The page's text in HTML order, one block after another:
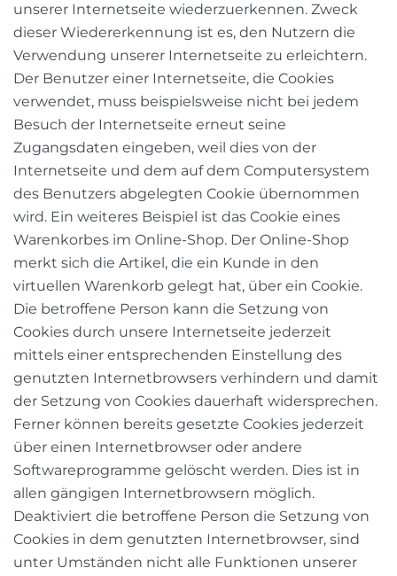
unserer Internetseite wiederzuerkennen. Zweck
dieser Wiedererkennung ist es, den Nutzern die
Verwendung unserer Internetseite zu erleichtern.
Der Benutzer einer Internetseite, die Cookies
verwendet, muss beispielsweise nicht bei jedem
Besuch der Internetseite erneut seine
Zugangsdaten eingeben, weil dies von der
Internetseite und dem auf dem Computersystem
des Benutzers abgelegten Cookie übernommen
wird. Ein weiteres Beispiel ist das Cookie eines
Warenkorbes im Online-Shop. Der Online-Shop
merkt sich die Artikel, die ein Kunde in den
virtuellen Warenkorb gelegt hat, über ein Cookie.
Die betroffene Person kann die Setzung von
Cookies durch unsere Internetseite jederzeit
mittels einer entsprechenden Einstellung des
genutzten Internetbrowsers verhindern und damit
der Setzung von Cookies dauerhaft widersprechen.
Ferner können bereits gesetzte Cookies jederzeit
über einen Internetbrowser oder andere
Softwareprogramme gelöscht werden. Dies ist in
allen gängigen Internetbrowsern möglich.
Deaktiviert die betroffene Person die Setzung von
Cookies in dem genutzten Internetbrowser, sind
unter Umständen nicht alle Funktionen unserer